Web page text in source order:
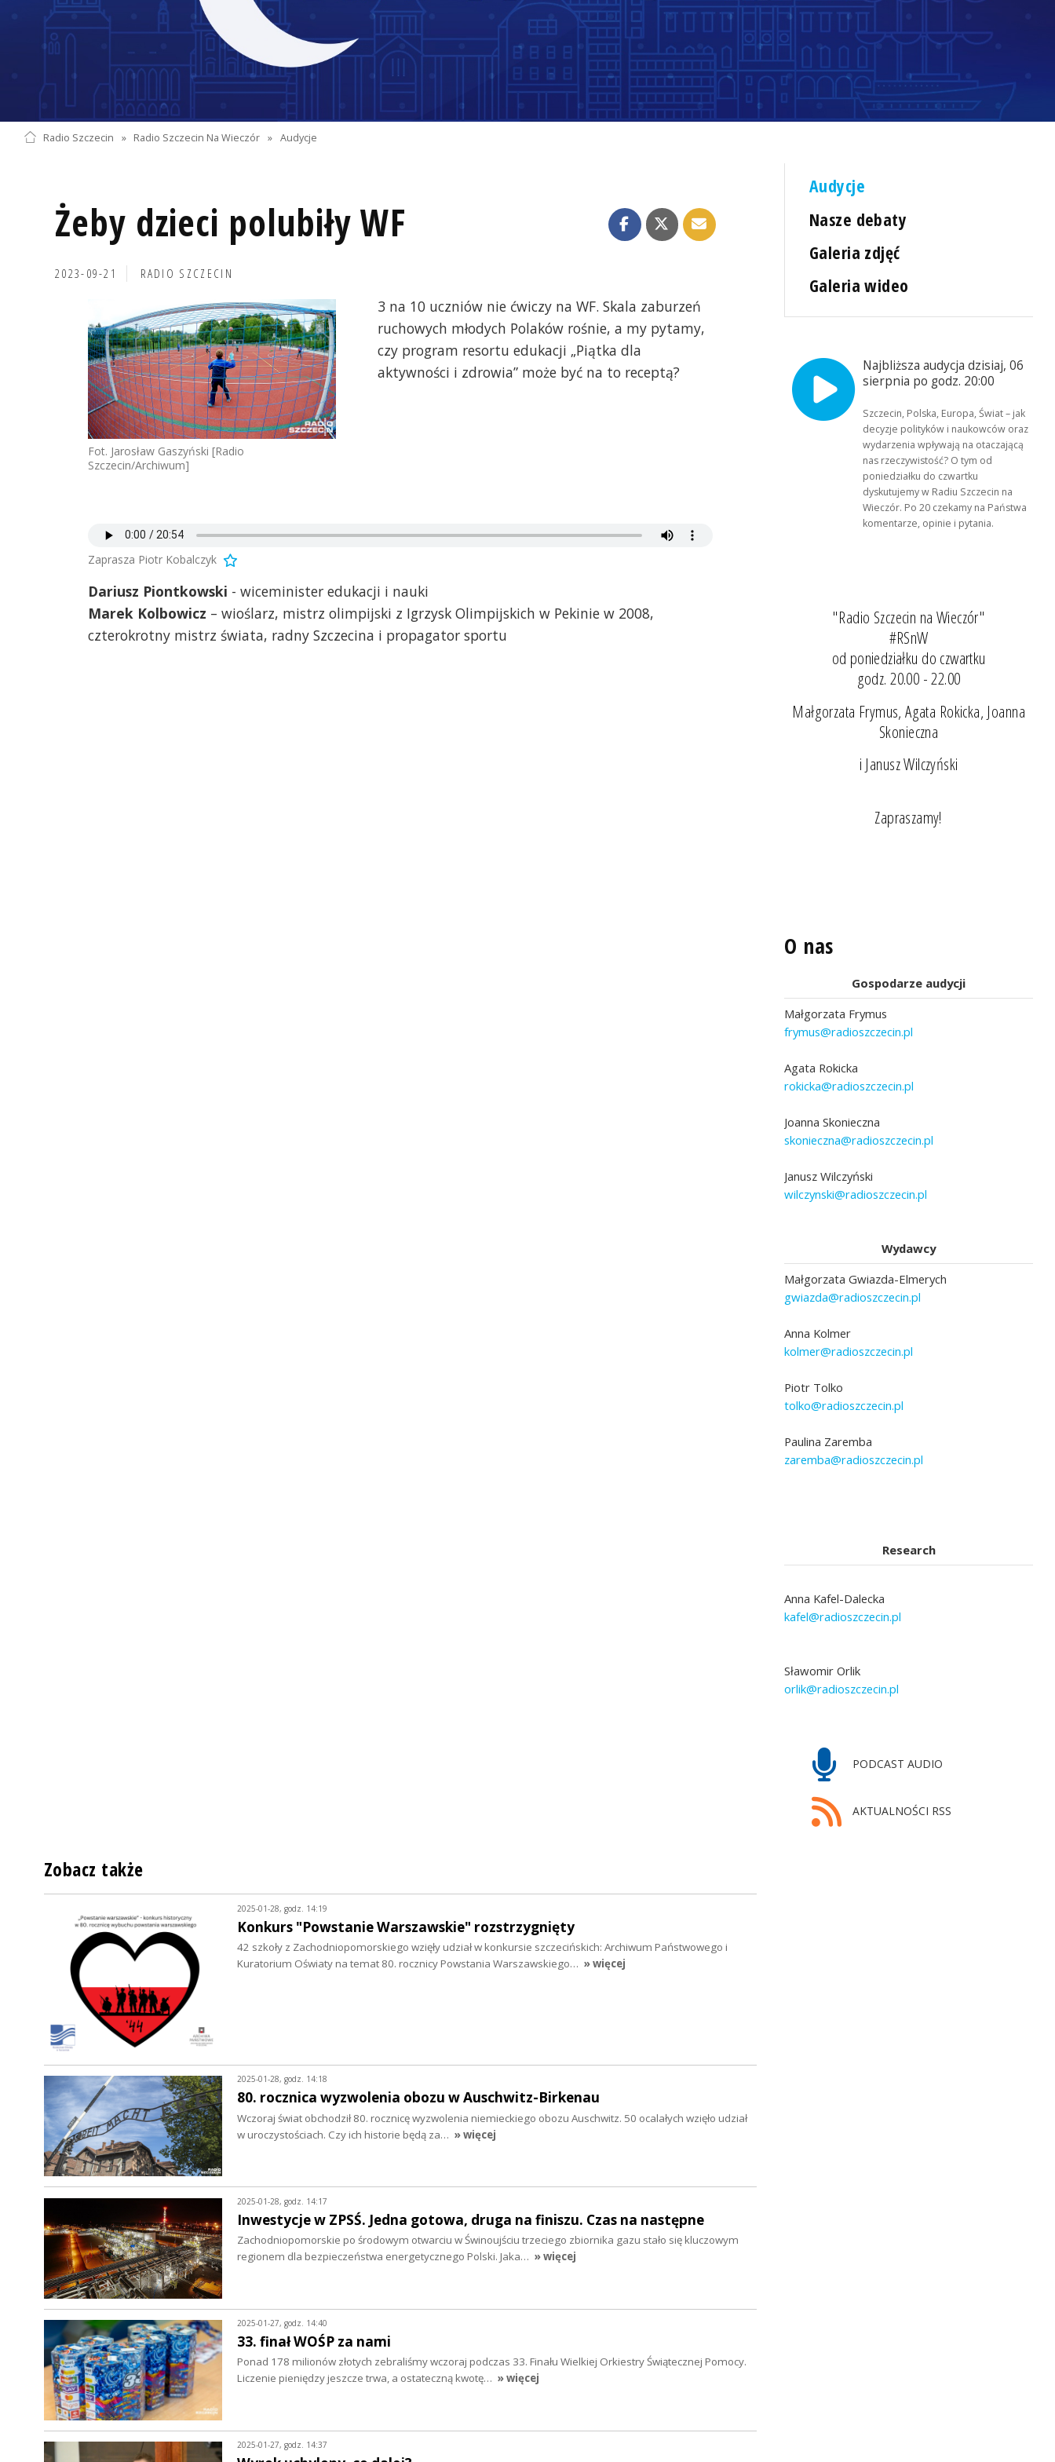
Radio Szczecin » Radio Szczecin Na Wieczór » Audycje
Żeby dzieci polubiły WF
2023-09-21 RADIO SZCZECIN
Fot. Jarosław Gaszyński [Radio
Szczecin/Archiwum]
3 na 10 uczniów nie ćwiczy na WF. Skala zaburzeń
ruchowych młodych Polaków rośnie, a my pytamy,
czy program resortu edukacji „Piątka dla
aktywności i zdrowia” może być na to receptą?
Zaprasza Piotr Kobalczyk
Dariusz Piontkowski - wiceminister edukacji i nauki
Marek Kolbowicz – wioślarz, mistrz olimpijski z Igrzysk Olimpijskich w Pekinie w 2008,
czterokrotny mistrz świata, radny Szczecina i propagator sportu
Audycje
Nasze debaty
Galeria zdjęć
Galeria wideo
Najbliższa audycja dzisiaj, 06
sierpnia po godz. 20:00
Szczecin, Polska, Europa, Świat – jak
decyzje polityków i naukowców oraz
wydarzenia wpływają na otaczającą
nas rzeczywistość? O tym od
poniedziałku do czwartku
dyskutujemy w Radiu Szczecin na
Wieczór. Po 20 czekamy na Państwa
komentarze, opinie i pytania.
"Radio Szczecin na Wieczór"
#RSnW
od poniedziałku do czwartku
godz. 20.00 - 22.00
Małgorzata Frymus, Agata Rokicka, Joanna
Skonieczna
i Janusz Wilczyński
Zapraszamy!
O nas
Gospodarze audycji
Małgorzata Frymus
frymus@radioszczecin.pl
Agata Rokicka
rokicka@radioszczecin.pl
Joanna Skonieczna
skonieczna@radioszczecin.pl
Janusz Wilczyński
wilczynski@radioszczecin.pl
Wydawcy
Małgorzata Gwiazda-Elmerych
gwiazda@radioszczecin.pl
Anna Kolmer
kolmer@radioszczecin.pl
Piotr Tolko
tolko@radioszczecin.pl
Paulina Zaremba
zaremba@radioszczecin.pl
Research
Anna Kafel-Dalecka
kafel@radioszczecin.pl
Sławomir Orlik
orlik@radioszczecin.pl
PODCAST AUDIO
AKTUALNOŚCI RSS
Zobacz także
2025-01-28, godz. 14:19
Konkurs "Powstanie Warszawskie" rozstrzygnięty
42 szkoły z Zachodniopomorskiego wzięły udział w konkursie szczecińskich: Archiwum Państwowego i
Kuratorium Oświaty na temat 80. rocznicy Powstania Warszawskiego… » więcej
2025-01-28, godz. 14:18
80. rocznica wyzwolenia obozu w Auschwitz-Birkenau
Wczoraj świat obchodził 80. rocznicę wyzwolenia niemieckiego obozu Auschwitz. 50 ocalałych wzięło udział
w uroczystościach. Czy ich historie będą za… » więcej
2025-01-28, godz. 14:17
Inwestycje w ZPSŚ. Jedna gotowa, druga na finiszu. Czas na następne
Zachodniopomorskie po środowym otwarciu w Świnoujściu trzeciego zbiornika gazu stało się kluczowym
regionem dla bezpieczeństwa energetycznego Polski. Jaka… » więcej
2025-01-27, godz. 14:40
33. finał WOŚP za nami
Ponad 178 milionów złotych zebraliśmy wczoraj podczas 33. Finału Wielkiej Orkiestry Świątecznej Pomocy.
Liczenie pieniędzy jeszcze trwa, a ostateczną kwotę… » więcej
2025-01-27, godz. 14:37